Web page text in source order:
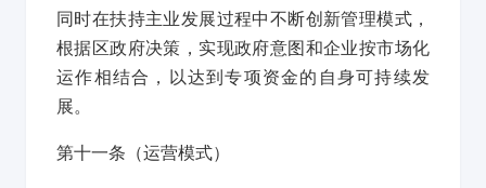
同时在扶持主业发展过程中不断创新管理模式，
根据区政府决策，实现政府意图和企业按市场化
运作相结合，以达到专项资金的自身可持续发
展。
第十一条 （运营模式）